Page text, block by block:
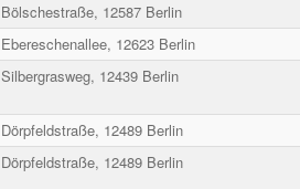
Bölschestraße, 12587 Berlin
Ebereschenallee, 12623 Berlin
Silbergrasweg, 12439 Berlin
Dörpfeldstraße, 12489 Berlin
Dörpfeldstraße, 12489 Berlin